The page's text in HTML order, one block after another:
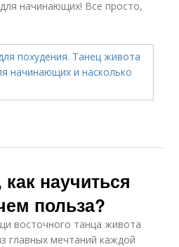
начинающих! Все просто,
научиться
польза?
восточного танца живота
главных мечтаний каждой